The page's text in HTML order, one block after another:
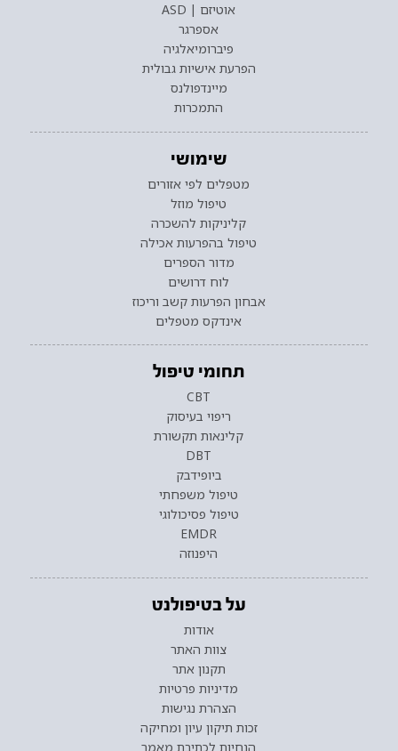
אוטיזם | ASD
אספרגר
פיברומיאלגיה
הפרעת אישיות גבולית
מיינדפולנס
התמכרות
שימושי
מטפלים לפי אזורים
טיפול מוזל
קליניקות להשכרה
טיפול בהפרעות אכילה
מדור הספרים
לוח דרושים
אבחון הפרעות קשב וריכוז
אינדקס מטפלים
תחומי טיפול
CBT
ריפוי בעיסוק
קלינאות תקשורת
DBT
ביופידבק
טיפול משפחתי
טיפול פסיכולוגי
EMDR
היפנוזה
על בטיפולנט
אודות
צוות האתר
תקנון אתר
מדיניות פרטיות
הצהרת נגישות
זכות תיקון עיון ומחיקה
הנחיות לכתיבת מאמר